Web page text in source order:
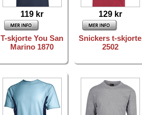
119 kr
T-skjorte You San
Marino 1870
129 kr
Snickers t-skjorte
2502